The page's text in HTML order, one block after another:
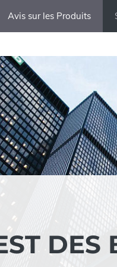
Avis sur les Produits
DES